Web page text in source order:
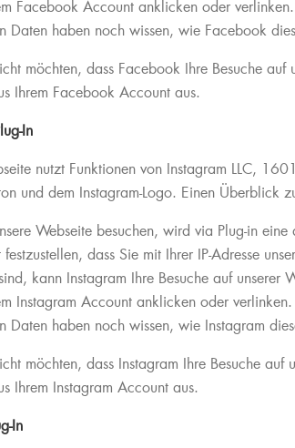
Facebook Account anklicken oder
Daten haben noch wissen, wie Facebook
möchten, dass Facebook Ihre Besuche
Ihrem Facebook Account aus.
In
nutzt Funktionen von Instagram LLC,
und dem Instagram-Logo. Einen Überblick
Webseite besuchen, wird via Plug-in
dass Sie mit Ihrer IP-Adresse
kann Instagram Ihre Besuche auf unserer
Instagram Account anklicken oder
Daten haben noch wissen, wie Instagram
möchten, dass Instagram Ihre Besuche
Ihrem Instagram Account aus.
In